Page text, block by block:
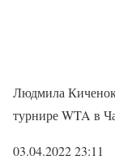
Людмила
турнире WTA в
03.04.2022 23:11